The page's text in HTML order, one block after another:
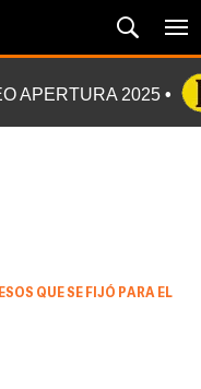
APERTURA 2025
QUE SE FIJÓ PARA EL